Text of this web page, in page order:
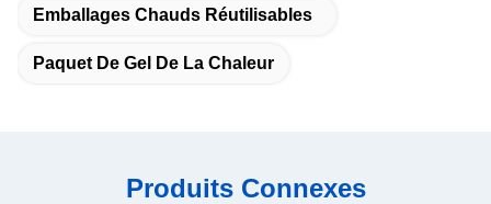
Emballages Chauds Réutilisables
Paquet De Gel De La Chaleur
Produits Connexes